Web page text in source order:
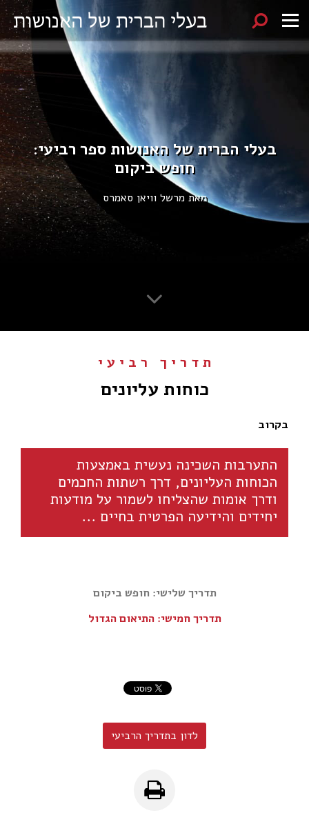
בעלי הברית של האנושות ספר רביעי:
חופש ביקום
מאת מרשל וויאן סאמרס
תדריך רביעי
כוחות עליונים
בקרוב
התערבות השכינה נעשית באמצעות
הכוחות העליונים, דרך רשתות החכמים
ודרך אומות שהצליחו לשמור על מודעות
יחידים והידיעה הפרטית בחיים ...
תדריך שלישי: חופש ביקום
תדריך חמישי: התיאום הגדול
לדון בתדריך הרביעי